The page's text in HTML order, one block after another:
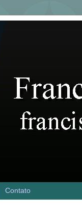
Contato